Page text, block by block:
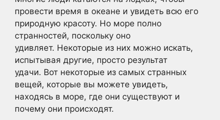
провести время в океане и увидеть всю его
природную красоту. Но море полно
странностей, поскольку оно
удивляет. Некоторые из них можно искать,
испытывая другие, просто результат
удачи. Вот некоторые из самых странных
вещей, которые вы можете увидеть,
находясь в море, где они существуют и
почему они происходят.